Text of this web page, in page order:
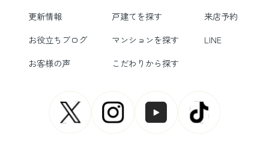
更新情報
戸建てを探す
来店予約
お役立ちブログ
マンションを探す
LINE
お客様の声
こだわりから探す